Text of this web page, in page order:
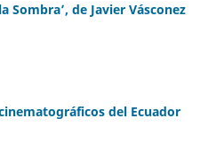
Sombra’, de Javier Vásconez
del Ecuador